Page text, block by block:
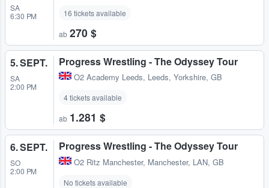
SA
6:30 PM
16 tickets available
ab 270 $
5. SEPT.
SA
2:00 PM
Progress Wrestling - The Odyssey Tour
O2 Academy Leeds, Leeds, Yorkshire, GB
4 tickets available
ab 1.281 $
6. SEPT.
SO
2:00 PM
Progress Wrestling - The Odyssey Tour
O2 Ritz Manchester, Manchester, LAN, GB
No tickets available